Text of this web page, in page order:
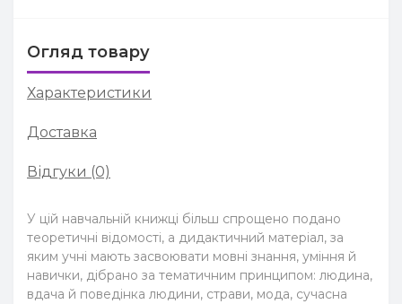
Огляд товару
Характеристики
Доставка
Відгуки (0)
У цій навчальній книжці більш спрощено подано
теоретичні відомості, а дидактичний матеріал, за
яким учні мають засвоювати мовні знання, уміння й
навички, дібрано за тематичним принципом: людина,
вдача й поведінка людини, страви, мода, сучасна